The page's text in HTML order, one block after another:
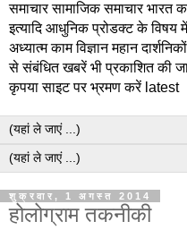
समाचार सामाजिक समाचार भारत
इत्यादि आधुनिक प्रोडक्ट के विषय में
अध्यात्म काम विज्ञान महान
से संबंधित खबरें भी प्रकाशित की
कृपया साइट पर भ्रमण करें latest
शुक्रवार, 1 अगस्त 2014
होलोग्राम तकनीकी